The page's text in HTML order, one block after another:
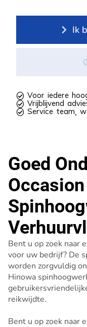
 Voor iedere
 Vrijblijvend
 Service team,
Ik
Goed
Bent u op zoek naar
voor uw bedrijf? De
worden zorgvuldig
Hinowa
reikwijdte.
Bent u op zoek naar